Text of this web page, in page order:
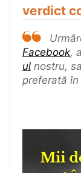
verdict
Facebook,
ul nostru,
preferată în